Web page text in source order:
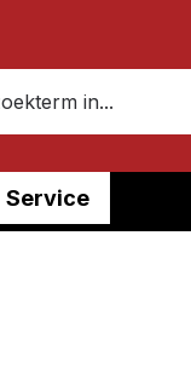
Service